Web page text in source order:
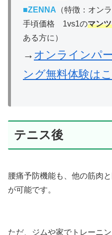
■ZENNA （特徴：オン
手頃価格 1vs1のマン
ある方に）
→ オンラインパ
ング無料体験は
テニス後
腰痛予防機能も、他の筋肉
が可能です。
ただ、ジムや家でトレーニ